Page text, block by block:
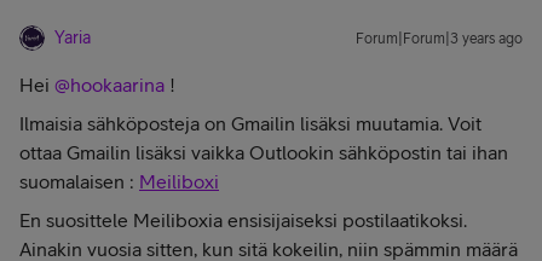
Yaria Forum|Forum|3 years ago
Hei @hookaarina !
Ilmaisia sähköposteja on Gmailin lisäksi muutamia. Voit
ottaa Gmailin lisäksi vaikka Outlookin sähköpostin tai ihan
suomalaisen : Meiliboxi
En suosittele Meiliboxia ensisijaiseksi postilaatikoksi.
Ainakin vuosia sitten, kun sitä kokeilin, niin spämmin määrä